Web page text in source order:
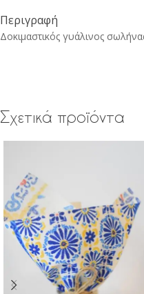
Περιγραφή
Δοκιμαστικός γυάλινος
Σχετικά προϊόντα